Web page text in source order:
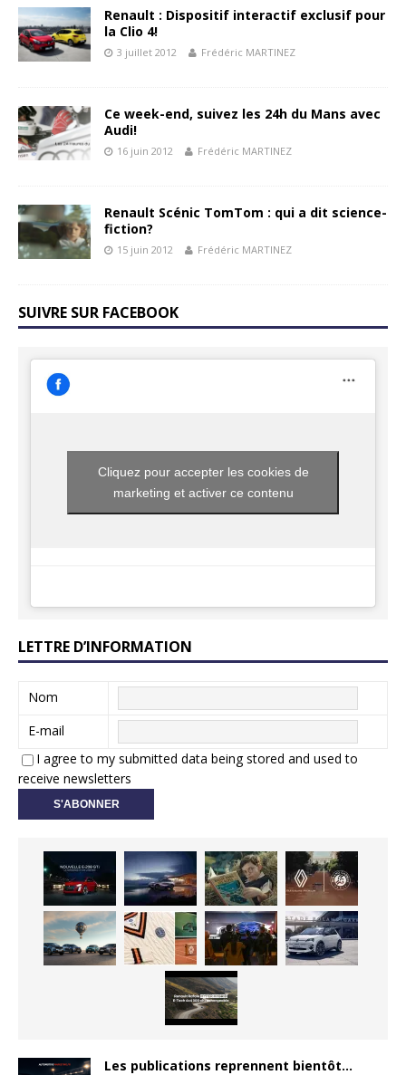
Renault : Dispositif interactif exclusif pour
la Clio 4!
3 juillet 2012 Frédéric MARTINEZ
Ce week-end, suivez les 24h du Mans avec
Audi!
16 juin 2012 Frédéric MARTINEZ
Renault Scénic TomTom : qui a dit science-
fiction?
15 juin 2012 Frédéric MARTINEZ
SUIVRE SUR FACEBOOK
Cliquez pour accepter les cookies de
marketing et activer ce contenu
LETTRE D’INFORMATION
Nom
E-mail
I agree to my submitted data being stored and used to
receive newsletters
Les publications reprennent bientôt…